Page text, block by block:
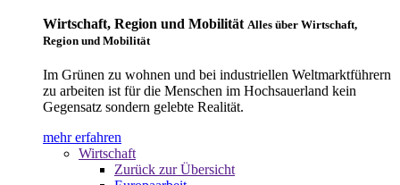
Wirtschaft, Region und Mobilität Alles über Wirtschaft,
Region und Mobilität
Im Grünen zu wohnen und bei industriellen Weltmarktführern
zu arbeiten ist für die Menschen im Hochsauerland kein
Gegensatz sondern gelebte Realität.
mehr erfahren
Wirtschaft
Zurück zur Übersicht